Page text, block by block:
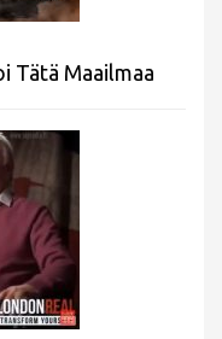
Tätä Maailmaa